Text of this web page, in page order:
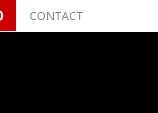
CONTACT